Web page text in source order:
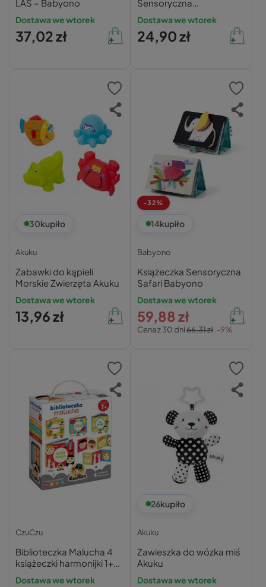
LAS – Babyono
Dostawa we wtorek
37,02 zł
Sensoryczna
Kontrastowa Z
Piszczkiem Lusterko
Sensory 68/080
Dostawa we wtorek
24,90 zł
30kupiło
Akuku
Zabawki do kąpieli
Morskie Zwierzęta Akuku
Dostawa we wtorek
13,96 zł
-32%
14kupiło
Babyono
Książeczka Sensoryczna
Safari Babyono
Dostawa we wtorek
Cena z 30 dni66,31 zł -9%
59,88 zł
CzuCzu
Biblioteczka Malucha 4
książeczki harmonijki 1+
CzuCzu
Dostawa we wtorek
26kupiło
Akuku
Zawieszka do wózka miś
Akuku
Dostawa we wtorek